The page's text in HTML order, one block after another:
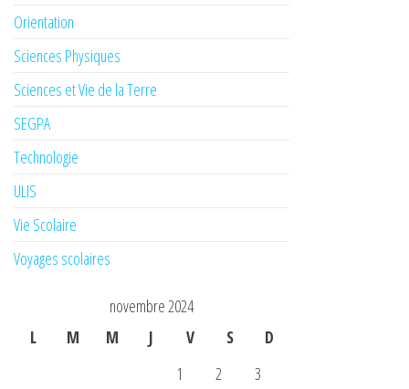
Orientation
Sciences Physiques
Sciences et Vie de la Terre
SEGPA
Technologie
ULIS
Vie Scolaire
Voyages scolaires
novembre 2024
L
M M J V S
D
1
2
3